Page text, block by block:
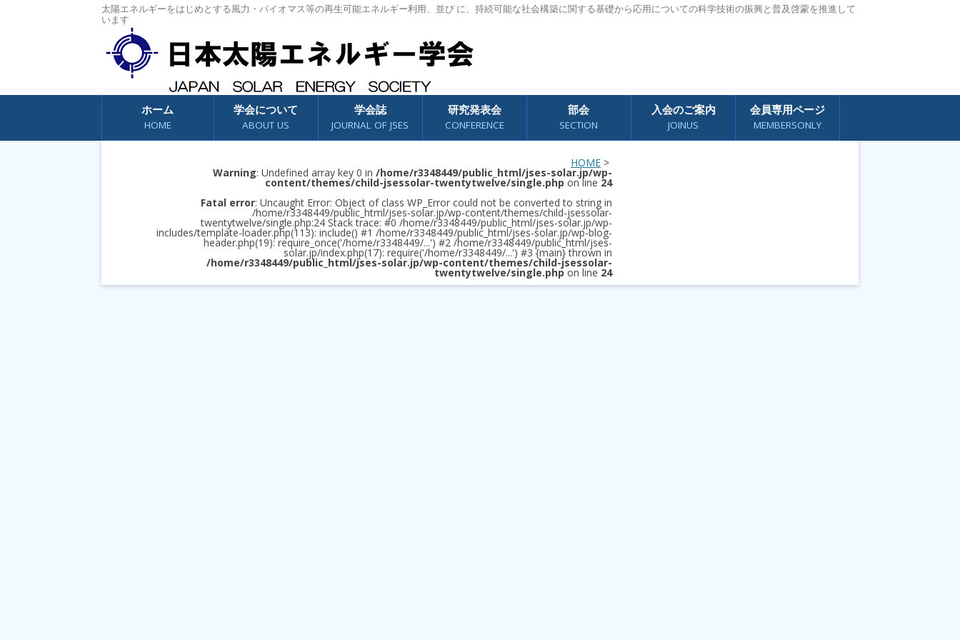
太陽エネルギーをはじめとする風力・バイオマス等の再生可能エネルギー利用、並び に、持続可能な社会構築に関する基礎から応用についての科学技術の振興と普及啓蒙を推進して
います
コンテンツへスキップ
ホーム
HOME
学会について
ABOUT US
学会誌
JOURNAL OF JSES
研究発表会
CONFERENCE
部会
SECTION
入会のご案内
JOINUS
会員専用ページ
MEMBERSONLY
HOME >
Warning: Undefined array key 0 in /home/r3348449/public_html/jses-solar.jp/wp-
content/themes/child-jsessolar-twentytwelve/single.php on line 24
Fatal error: Uncaught Error: Object of class WP_Error could not be converted to string in
/home/r3348449/public_html/jses-solar.jp/wp-content/themes/child-jsessolar-
twentytwelve/single.php:24 Stack trace: #0 /home/r3348449/public_html/jses-solar.jp/wp-
includes/template-loader.php(113): include() #1 /home/r3348449/public_html/jses-solar.jp/wp-blog-
header.php(19): require_once('/home/r3348449/...') #2 /home/r3348449/public_html/jses-
solar.jp/index.php(17): require('/home/r3348449/...') #3 {main} thrown in
/home/r3348449/public_html/jses-solar.jp/wp-content/themes/child-jsessolar-
twentytwelve/single.php on line 24